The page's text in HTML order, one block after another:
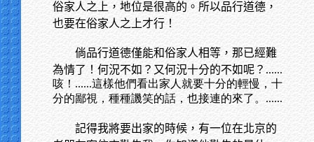
俗家人之上，地位是很高的。所以品行道德，
也要在俗家人之上才行！
倘品行道德僅能和俗家人相等，那已經難
為情了！何況不如？又何況十分的不如呢？ ......
咳！......這樣他們看出家人就要十分的輕慢，十
分的鄙視，種種譏笑的話，也接連的來了。......
記得我將要出家的時候，有一位在北京的